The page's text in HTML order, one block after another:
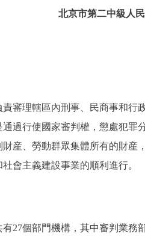
北京市第二中級人
理轄區內刑事、民商事和行
過行使國家審判權，懲處犯
産、勞動群眾集體所有的財
會主義建設事業的順利進行。
個部門機構，其中審判業務